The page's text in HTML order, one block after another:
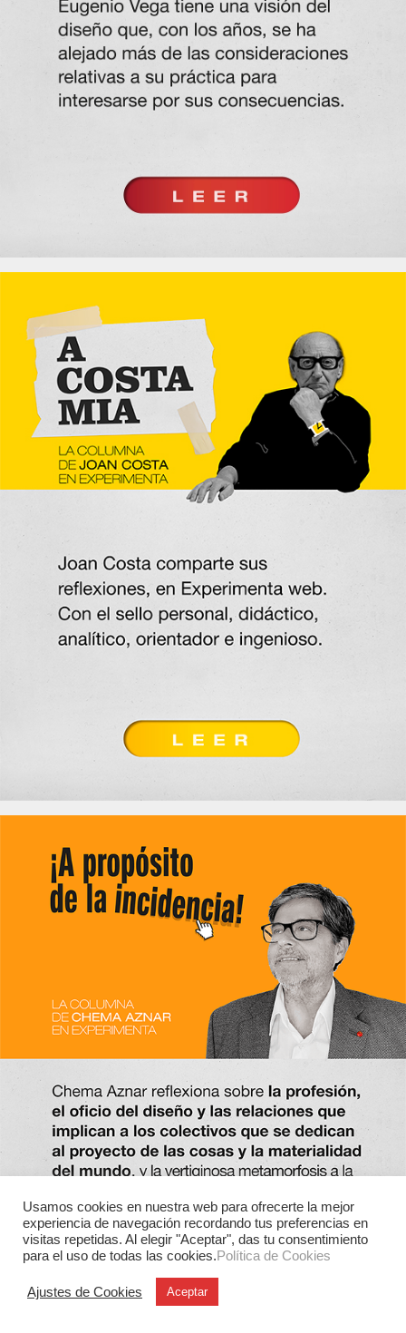
Usamos cookies en nuestra web para ofrecerte la mejor
experiencia de navegación recordando tus preferencias en
visitas repetidas. Al elegir "Aceptar", das tu consentimiento
para el uso de todas las cookies.Política de Cookies
Ajustes de Cookies Aceptar